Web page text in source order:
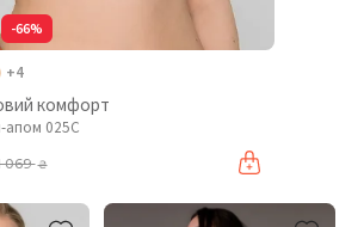
-66%
+4
комфорт
апом 025C
069₴